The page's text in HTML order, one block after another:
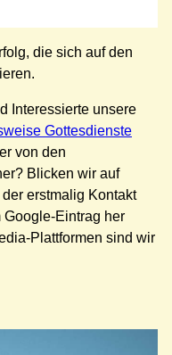
die sich auf den
Interessierte unsere
Gottesdienste
von den
Blicken wir auf
erstmalig Kontakt
Eintrag her
Plattformen sind wir